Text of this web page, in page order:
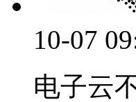
10-07
电子云